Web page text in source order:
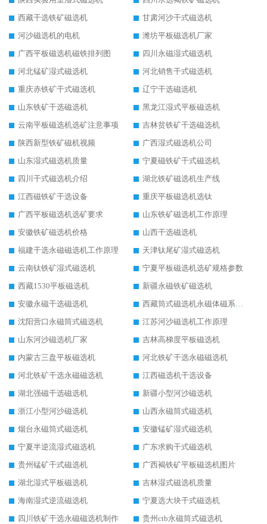
西藏干选铁矿磁选机
甘肃河沙干式磁选机
河沙磁选机的电机
潍坊平板磁选机厂家
广西平板磁选机磁铁排列图
四川永磁湿式磁选机
河北锰矿湿式磁选机
河北销售干式磁选机
重庆赤铁矿干式磁选机
辽宁干选磁选机
山东铁矿干选磁选机
黑龙江湿式平板磁选机
云南平板磁选机选矿注意事项
吉林贫铁矿干选磁选机
陕西新型铁矿磁机视频
广西湿式磁选机公司
山东湿式磁选机质量
宁夏磁铁矿干式磁选机
四川干式磁选机介绍
湖北铁矿磁选机生产线
江西磁铁矿干选设备
重庆平板磁选机选钛
广西平板磁选机选矿要求
山东铁矿磁选机工作原理
安徽铁矿磁选机价格
山西干选磁选机
福建干选永磁磁选机工作原理
天津钛尾矿湿式磁选机
云南钛铁矿湿式磁选机
宁夏平板磁选机选矿规格参数
西藏1530平板磁选机
新疆永磁铁矿磁选机
安徽永磁干选磁选机
西藏筒式磁选机永磁体磁系设计
沈阳营口永磁筒式磁选机
江苏河沙磁选机工作原理
山东河沙磁选机厂家
吉林高梯度平板磁选机
内蒙古三盘平板磁选机
河北铁矿干选永磁磁选机
河北铁矿干选永磁磁选机
江西磁选机干选设备
湖北强磁干选磁选机
新疆小型河沙磁选机
浙江小型河沙磁选机
山西永磁筒式磁选机
烟台永磁筒式磁选机
安徽锰矿湿式磁选机
宁夏半逆流湿式磁选机
广东求购干式磁选机
贵州锰矿干式磁选机
广西褐铁矿平板磁选机图片
湖北湿式平板磁选机
吉林湿式磁选机质量
海南湿式逆流磁选机
宁夏选大块干式磁选机
四川铁矿干选永磁磁选机制作
贵州ctb永磁筒式磁选机